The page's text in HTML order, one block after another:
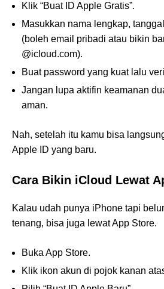
Klik “Buat ID Apple Gratis”.
Masukkan nama lengkap,
(boleh email pribadi atau bikin
@icloud.com).
Buat password yang kuat lalu
Jangan lupa aktifin keamanan
aman.
Nah, setelah itu kamu bisa
Apple ID yang baru.
Cara Bikin iCloud Lewat
Kalau udah punya iPhone tapi
tenang, bisa juga lewat App Store.
Buka App Store.
Klik ikon akun di pojok kanan